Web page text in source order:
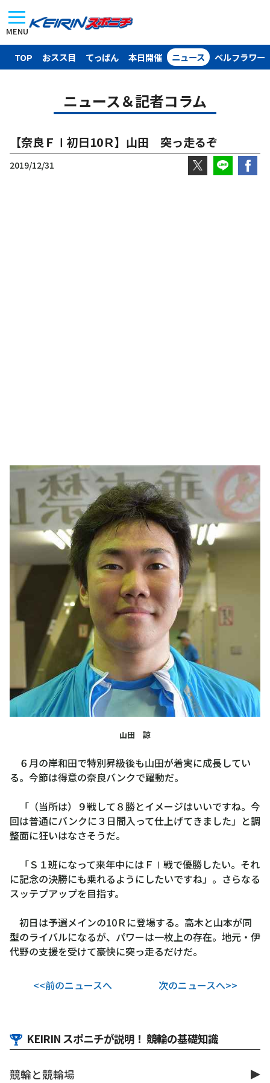
MENU
TOP おスス目 てっぱん 本日開催 ニュース ベルフラワー
ニュース＆記者コラム
【奈良ＦⅠ初日10Ｒ】山田 突っ走るぞ
2019/12/31
山田 諒
６月の岸和田で特別昇級後も山田が着実に成長してい
る。今節は得意の奈良バンクで躍動だ。
「（当所は）９戦して８勝とイメージはいいですね。今
回は普通にバンクに３日間入って仕上げてきました」と調
整面に狂いはなさそうだ。
「Ｓ１班になって来年中にはＦⅠ戦で優勝したい。それ
に記念の決勝にも乗れるようにしたいですね」。さらなる
スッテプアップを目指す。
初日は予選メインの10Ｒに登場する。高木と山本が同
型のライバルになるが、パワーは一枚上の存在。地元・伊
代野の支援を受けて豪快に突っ走るだけだ。
<<前のニュースへ 次のニュースへ>>
KEIRIN スポニチが説明！ 競輪の基礎知識
競輪と競輪場